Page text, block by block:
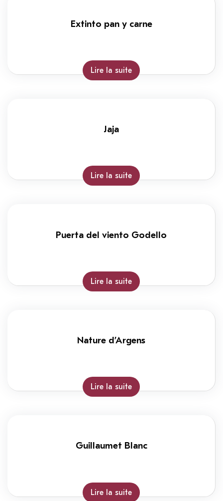
Extinto pan y carne
Lire la suite
Jaja
Lire la suite
Puerta del viento Godello
Lire la suite
Nature d’Argens
Lire la suite
Guillaumet Blanc
Lire la suite